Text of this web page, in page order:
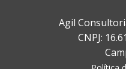
Agil
CNPJ: